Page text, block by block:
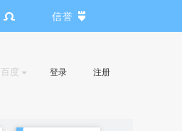
信誉
百度 登录 注册